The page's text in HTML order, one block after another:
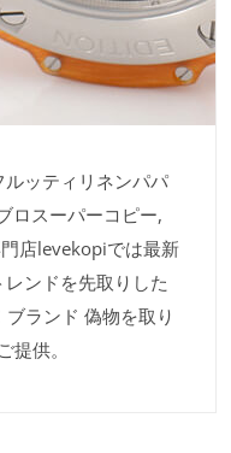
ッティリネンパパ
ロスーパーコピー,
店levekopiでは最新
ンドを先取りした
ランド 偽物を取り
供。